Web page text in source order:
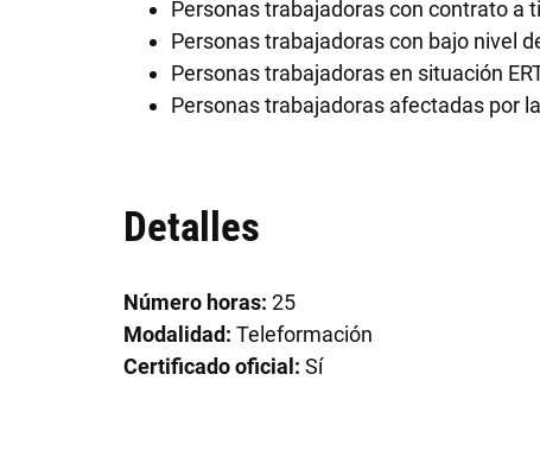
Personas trabajadoras con contrato a
Personas trabajadoras con bajo nivel
Personas trabajadoras en situación
Personas trabajadoras afectadas por
Detalles
Número horas: 25
Modalidad: Teleformación
Certificado oficial: Sí